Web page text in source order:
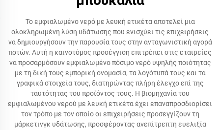
Το εμφιαλωμένο νερό με λευκή ετικέτα αποτελεί μια
ολοκληρωμένη λύση υδάτωσης που ενισχύει τις επιχειρήσεις
να δημιουργήσουν την παρουσία τους στην ανταγωνιστική αγορά
ποτών. Αυτή η καινοτόμος προσέγγιση επιτρέπει στις εταιρείες
να προσαρμόσουν εμφιαλωμένο πόσιμο νερό υψηλής ποιότητας
με τη δική τους εμπορική ονομασία, τα λογότυπά τους και τα
γραφικά στοιχεία τους, διατηρώντας πλήρη έλεγχο επί της
ταυτότητας του προϊόντος τους. Η βιομηχανία του
εμφιαλωμένου νερού με λευκή ετικέτα έχει επαναπροσδιορίσει
τον τρόπο με τον οποίο οι επιχειρήσεις προσεγγίζουν τη
μάρκετινγκ υδάτωσης, προσφέροντας ανεπίτρεπτη ευελιξία